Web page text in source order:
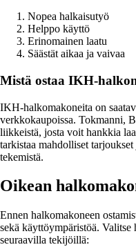
Nopea halkaisutyö
Helppo käyttö
Erinomainen laatu
Säästät aikaa ja vaivaa
Mistä ostaa IKH-
IKH-halkomakoneita on
verkkokaupoissa. Tokmanni,
liikkeistä, josta voit hankkia
tarkistaa mahdolliset
tekemistä.
Oikean
Ennen halkomakoneen
sekä käyttöympäristöä. Valitse
seuraavilla tekijöillä: